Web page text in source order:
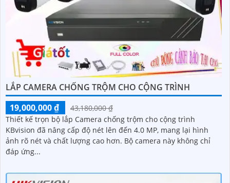
LẮP CAMERA CHỐNG TRỘM CHO CỘNG TRÌNH
19,000,000 ₫
43,180,000 ₫
Thiết kế trọn bộ lắp Camera chống trộm cho cộng trình
KBvision đã nâng cấp độ nét lên đến 4.0 MP, mang lại hình
ảnh rõ nét và chất lượng cao hơn. Bộ camera này không chỉ
đáp ứng...